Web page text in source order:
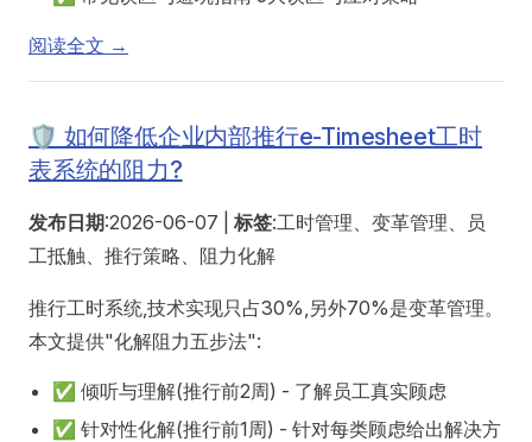
阅读全文 →
🛡️ 如何降低企业内部推行e-Timesheet工时
表系统的阻力?
发布日期:2026-06-07 | 标签:工时管理、变革管理、员
工抵触、推行策略、阻力化解
推行工时系统,技术实现只占30%,另外70%是变革管理。
本文提供"化解阻力五步法":
✅ 倾听与理解(推行前2周) - 了解员工真实顾虑
✅ 针对性化解(推行前1周) - 针对每类顾虑给出解决方